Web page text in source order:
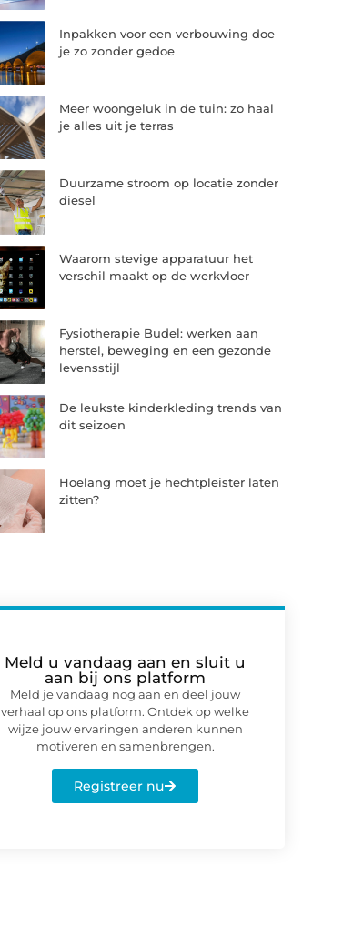
Inpakken voor een verbouwing doe
je zo zonder gedoe
Meer woongeluk in de tuin: zo haal
je alles uit je terras
Duurzame stroom op locatie zonder
diesel
Waarom stevige apparatuur het
verschil maakt op de werkvloer
Fysiotherapie Budel: werken aan
herstel, beweging en een gezonde
levensstijl
De leukste kinderkleding trends van
dit seizoen
Hoelang moet je hechtpleister laten
zitten?
Meld u vandaag aan en sluit u
aan bij ons platform
Meld je vandaag nog aan en deel jouw
verhaal op ons platform. Ontdek op welke
wijze jouw ervaringen anderen kunnen
motiveren en samenbrengen.
Registreer nu